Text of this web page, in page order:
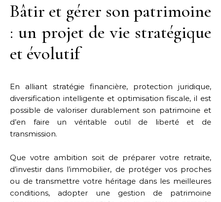
Bâtir et gérer son patrimoine
: un projet de vie stratégique
et évolutif
En alliant stratégie financière, protection juridique,
diversification intelligente et optimisation fiscale, il est
possible de valoriser durablement son patrimoine et
d’en faire un véritable outil de liberté et de
transmission.
Que votre ambition soit de préparer votre retraite,
d’investir dans l’immobilier, de protéger vos proches
ou de transmettre votre héritage dans les meilleures
conditions, adopter une gestion de patrimoine